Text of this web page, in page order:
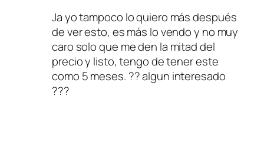
Ja yo tampoco lo quiero más después
de ver esto, es más lo vendo y no muy
caro solo que me den la mitad del
precio y listo, tengo de tener este
como 5 meses. ?? algun interesado
???